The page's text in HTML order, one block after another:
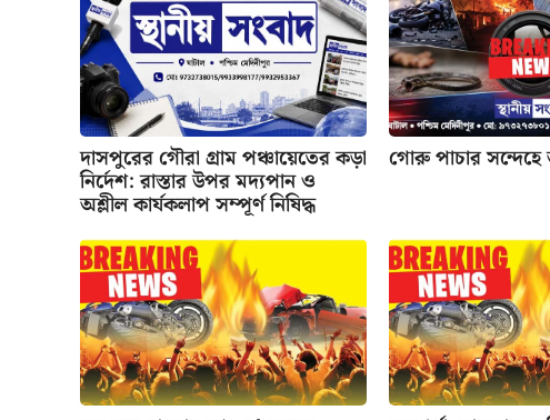
দাসপুরের গৌরা গ্রাম পঞ্চায়েতের কড়া
নির্দেশ: রাস্তার উপর মদ্যপান ও
অশ্লীল কার্যকলাপ সম্পূর্ণ নিষিদ্ধ
গোরু পাচার